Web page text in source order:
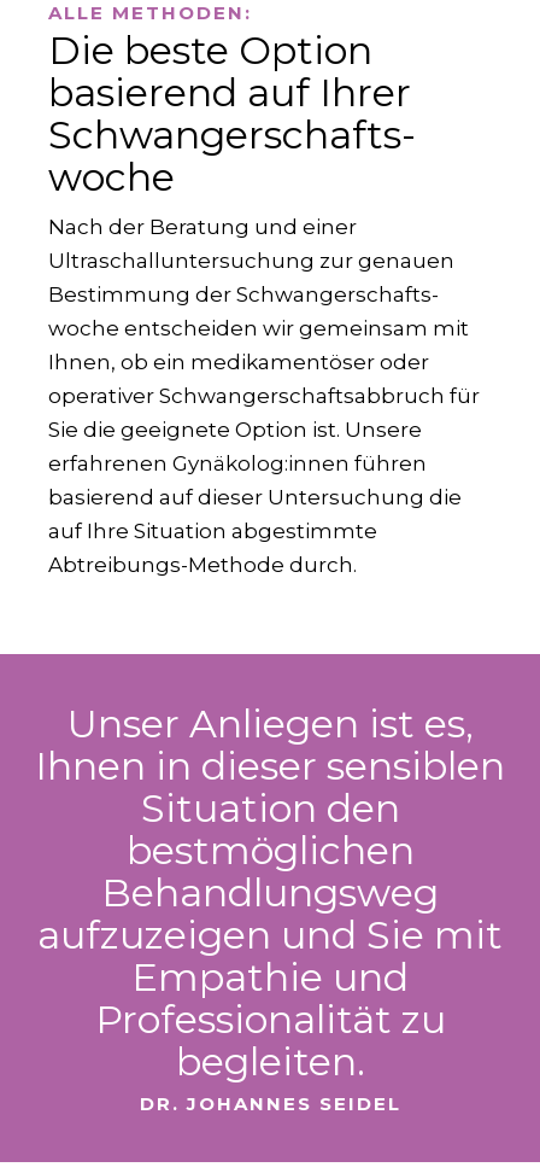
ALLE METHODEN:
Die beste Option
basierend auf Ihrer
Schwanger­schafts­
woche
Nach der Beratung und einer
Ultraschalluntersuchung zur genauen
Bestimmung der Schwanger­schafts­
woche entscheiden wir gemeinsam mit
Ihnen, ob ein medikamentöser oder
operativer Schwangerschafts­abbruch für
Sie die geeignete Option ist. Unsere
erfahrenen Gynäkolog:innen führen
basierend auf dieser Untersuchung die
auf Ihre Situation abgestimmte
Abtreibungs-Methode durch.
Unser Anliegen ist es,
Ihnen in dieser sensiblen
Situation den
bestmöglichen
Behandlungsweg
aufzuzeigen und Sie mit
Empathie und
Professionalität zu
begleiten.
DR. JOHANNES SEIDEL